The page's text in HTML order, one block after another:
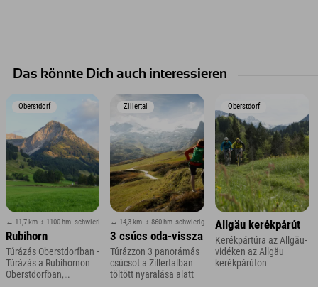
Das könnte Dich auch interessieren
Oberstdorf
↔ 11,7 km ↕ 1100 hm schwierig
Rubihorn
Túrázás Oberstdorfban -
Túrázás a Rubihornon
Oberstdorfban,
Zillertal
↔ 14,3 km ↕ 860 hm schwierig
3 csúcs oda-vissza
Túrázzon 3 panorámás
csúcsot a Zillertalban
töltött nyaralása alatt
Oberstdorf
Allgäu kerékpárút
Kerékpártúra az Allgäu-
vidéken az Allgäu
kerékpárúton